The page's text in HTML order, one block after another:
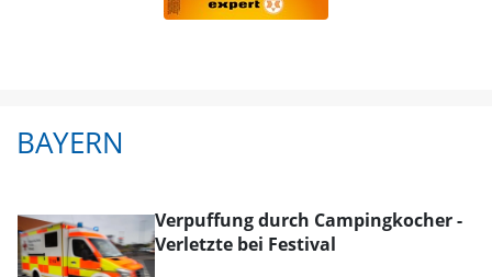
BAYERN
Verpuffung durch Campingkocher -
Verletzte bei Festival